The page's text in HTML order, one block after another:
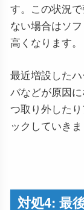
す。この状況
ない場合はソ
高くなります。
最近増設した
バなどが原因
つ取り外した
ックしていきま
対処4: 最